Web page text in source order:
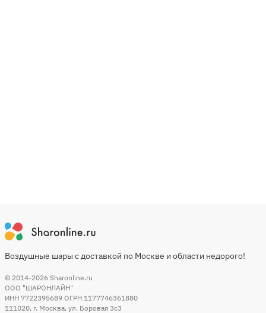
Воздушные шары с доставкой по Москве и области недорого!
© 2014-2026 Sharonline.ru
ООО "ШАРОНЛАЙН"
ИНН 7722395689 ОГРН 1177746361880
111020, г. Москва, ул. Боровая 3c3